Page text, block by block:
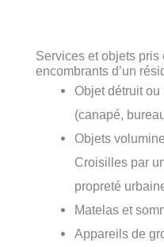
Services et objets pris
encombrants d’un
Objet détruit
(canapé,
Objets
Croisilles par
propreté
Matelas et
Appareils de